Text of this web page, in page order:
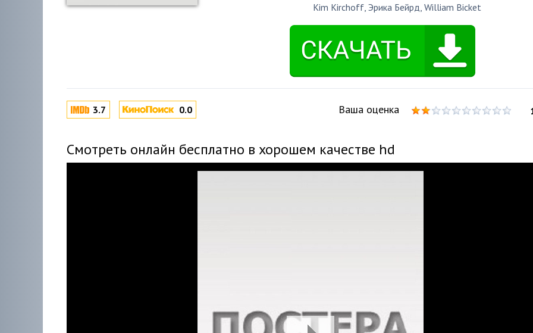
Kim Kirchoff, Эрика Бейрд, William Bicket
3.7 0.0 Ваша оценка
Смотреть онлайн бесплатно в хорошем качестве hd